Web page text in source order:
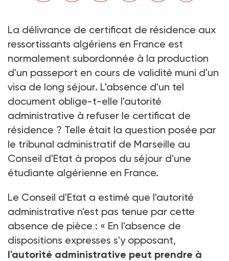
La délivrance de certificat de résidence aux
ressortissants algériens en France est
normalement subordonnée à la production
d'un passeport en cours de validité muni d'un
visa de long séjour. L'absence d'un tel
document oblige-t-elle l'autorité
administrative à refuser le certificat de
résidence ? Telle était la question posée par
le tribunal administratif de Marseille au
Conseil d'Etat à propos du séjour d'une
étudiante algérienne en France.
Le Conseil d'Etat a estimé que l'autorité
administrative n'est pas tenue par cette
absence de pièce : « En l'absence de
dispositions expresses s'y opposant,
l'autorité administrative peut prendre à